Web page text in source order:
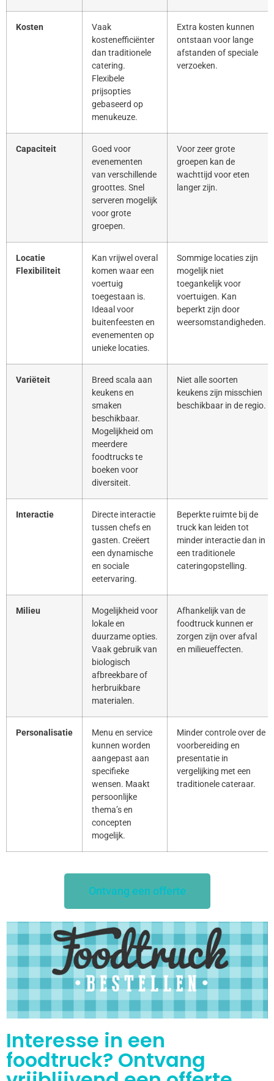
Kosten
Vaak
kostenefficiënter
dan traditionele
catering.
Flexibele
prijsopties
gebaseerd op
menukeuze.
Extra kosten kunnen
ontstaan voor lange
afstanden of speciale
verzoeken.
Capaciteit
Goed voor
evenementen
van verschillende
groottes. Snel
serveren mogelijk
voor grote
groepen.
Voor zeer grote
groepen kan de
wachttijd voor eten
langer zijn.
Locatie
Flexibiliteit
Kan vrijwel overal
komen waar een
voertuig
toegestaan is.
Ideaal voor
buitenfeesten en
evenementen op
unieke locaties.
Sommige locaties zijn
mogelijk niet
toegankelijk voor
voertuigen. Kan
beperkt zijn door
weersomstandigheden.
Variëteit
Breed scala aan
keukens en
smaken
beschikbaar.
Mogelijkheid om
meerdere
foodtrucks te
boeken voor
diversiteit.
Niet alle soorten
keukens zijn misschien
beschikbaar in de regio.
Interactie
Directe interactie
tussen chefs en
gasten. Creëert
een dynamische
en sociale
eetervaring.
Beperkte ruimte bij de
truck kan leiden tot
minder interactie dan in
een traditionele
cateringopstelling.
Milieu
Mogelijkheid voor
lokale en
duurzame opties.
Vaak gebruik van
biologisch
afbreekbare of
herbruikbare
materialen.
Afhankelijk van de
foodtruck kunnen er
zorgen zijn over afval
en milieueffecten.
Personalisatie
Menu en service
kunnen worden
aangepast aan
specifieke
wensen. Maakt
persoonlijke
thema’s en
concepten
mogelijk.
Minder controle over de
voorbereiding en
presentatie in
vergelijking met een
traditionele cateraar.
Ontvang een offerte
Interesse in een
foodtruck? Ontvang